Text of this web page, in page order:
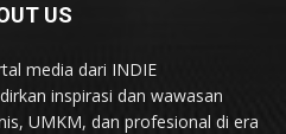
US
media dari INDIE
inspirasi dan wawasan
UMKM, dan profesional di era